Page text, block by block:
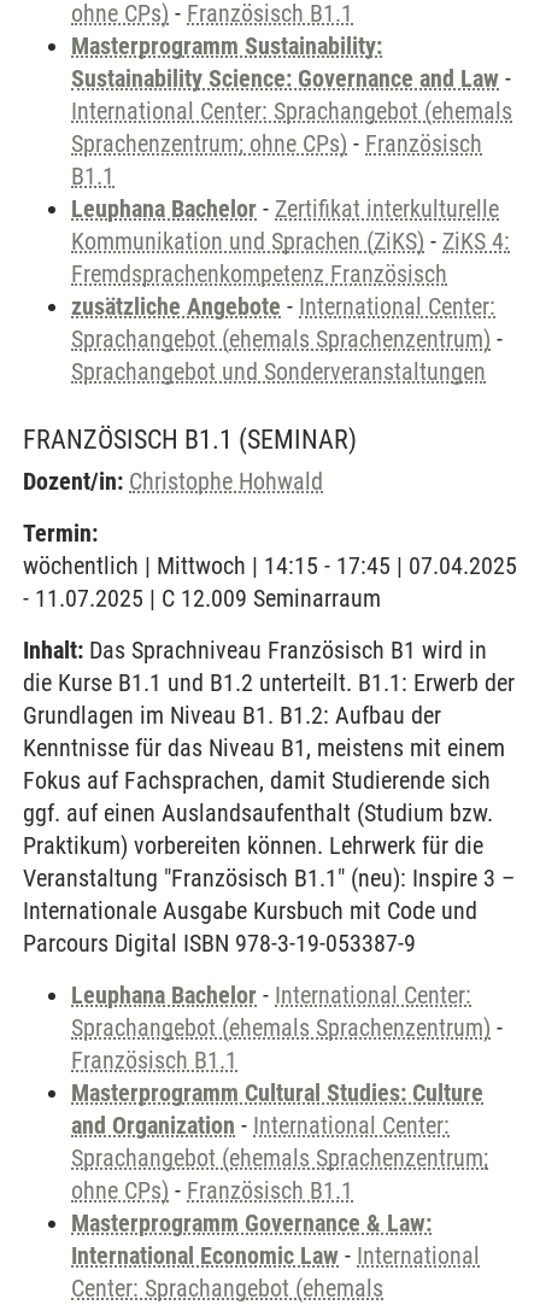
ohne CPs) - Französisch B1.1
Masterprogramm Sustainability:
Sustainability Science: Governance and Law -
International Center: Sprachangebot (ehemals
Sprachenzentrum; ohne CPs) - Französisch
B1.1
Leuphana Bachelor - Zertifikat interkulturelle
Kommunikation und Sprachen (ZiKS) - ZiKS 4:
Fremdsprachenkompetenz Französisch
zusätzliche Angebote - International Center:
Sprachangebot (ehemals Sprachenzentrum) -
Sprachangebot und Sonderveranstaltungen
FRANZÖSISCH B1.1 (SEMINAR)
Dozent/in: Christophe Hohwald
Termin:
wöchentlich | Mittwoch | 14:15 - 17:45 | 07.04.2025
- 11.07.2025 | C 12.009 Seminarraum
Inhalt: Das Sprachniveau Französisch B1 wird in
die Kurse B1.1 und B1.2 unterteilt. B1.1: Erwerb der
Grundlagen im Niveau B1. B1.2: Aufbau der
Kenntnisse für das Niveau B1, meistens mit einem
Fokus auf Fachsprachen, damit Studierende sich
ggf. auf einen Auslandsaufenthalt (Studium bzw.
Praktikum) vorbereiten können. Lehrwerk für die
Veranstaltung "Französisch B1.1" (neu): Inspire 3 –
Internationale Ausgabe Kursbuch mit Code und
Parcours Digital ISBN 978-3-19-053387-9
Leuphana Bachelor - International Center:
Sprachangebot (ehemals Sprachenzentrum) -
Französisch B1.1
Masterprogramm Cultural Studies: Culture
and Organization - International Center:
Sprachangebot (ehemals Sprachenzentrum;
ohne CPs) - Französisch B1.1
Masterprogramm Governance & Law:
International Economic Law - International
Center: Sprachangebot (ehemals